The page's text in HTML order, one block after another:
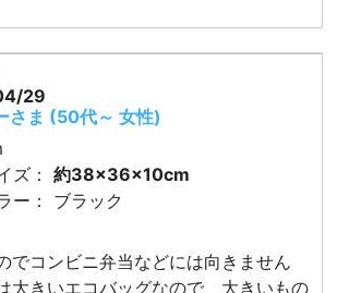
29
さま (50代～ 女性)
ズ：
約38×36×10cm
ー：
ブラック
でコンビニ弁当などには向きません
大きいエコバッグなので、大きいもの